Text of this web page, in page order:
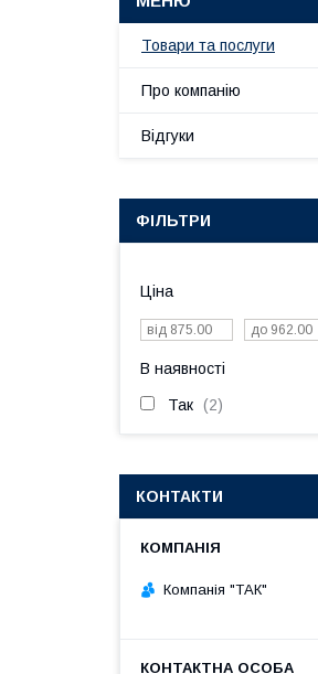
Товари та послуги
Про компанію
Відгуки
ФІЛЬТРИ
Ціна
В наявності
Так 2
КОНТАКТИ
Компанія "ТАК"